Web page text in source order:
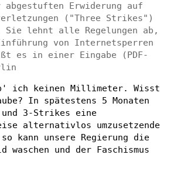
abgestuften Erwiderung auf
("Three Strikes")
Sie lehnt alle Regelungen ab,
von Internetsperren
es in einer Eingabe (PDF-
ich keinen Millimeter. Wisst
In spätestens 5 Monaten
und 3-Strikes eine
alternativlos umzusetzende
kann unsere Regierung die
waschen und der Faschismus